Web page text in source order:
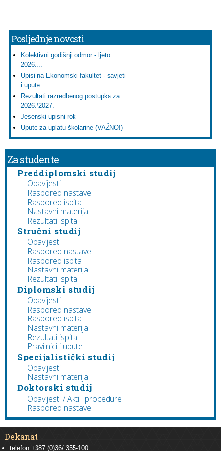
Posljednje novosti
Kolektivni godišnji odmor - ljeto
2026....
Upisi na Ekonomski fakultet - savjeti
i upute
Rezultati razredbenog postupka za
2026./2027.
Jesenski upisni rok
Upute za uplatu školarine (VAŽNO!)
Za studente
Preddiplomski studij
Obavijesti
Raspored nastave
Raspored ispita
Nastavni materijal
Rezultati ispita
Stručni studij
Obavijesti
Raspored nastave
Raspored ispita
Nastavni materijal
Rezultati ispita
Diplomski studij
Obavijesti
Raspored nastave
Raspored ispita
Nastavni materijal
Rezultati ispita
Pravilnici i upute
Specijalistički studij
Obavijesti
Nastavni materijal
Doktorski studij
Obavijesti / Akti i procedure
Raspored nastave
Dekanat
telefon +387 (0)36/ 355-100